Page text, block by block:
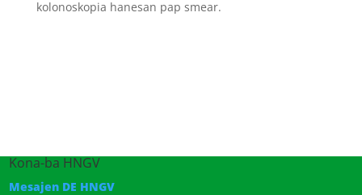
kolonoskopia hanesan pap smear.
Kona-ba HNGV
Mesajen DE HNGV